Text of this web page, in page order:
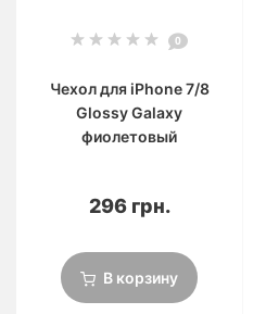
0
Чехол для iPhone 7/8
Glossy Galaxy
фиолетовый
296 грн.
В корзину